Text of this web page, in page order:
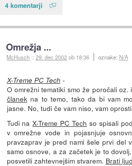
4 komentarji
Omrežja ...
McHusch ::29. dec 2002ob 18:36 oznake: N/A
X-Treme PC Tech -
O omrežni tematiki smo že poročali oz.
članek na to temo, tako da bi vam
jasne. No, tudi če vam niso, vam
Tudi naX-Treme PC Tech so spisali
v omrežne vode in pojasnjuje
pravzaprav je pred nami šele prvi del
samo osnove, a za začetek je to
posvetili zahtevnejšim stvarem. Brati